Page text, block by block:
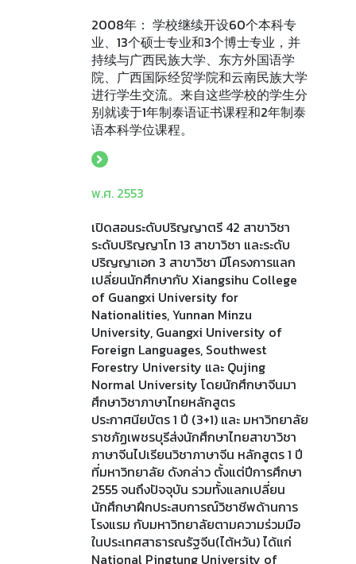
2008年： 学校继续开设60个本科专
业、13个硕士专业和3个博士专业，并
持续与广西民族大学、东方外国语学
院、广西国际经贸学院和云南民族大学
进行学生交流。来自这些学校的学生分
别就读于1年制泰语证书课程和2年制泰
语本科学位课程。
พ.ศ. 2553
เปิดสอนระดับปริญญาตรี 42 สาขาวิชา
ระดับปริญญาโท 13 สาขาวิชา และระดับ
ปริญญาเอก 3 สาขาวิชา มีโครงการแลก
เปลี่ยนนักศึกษากับ Xiangsihu College
of Guangxi University for
Nationalities, Yunnan Minzu
University, Guangxi University of
Foreign Languages, Southwest
Forestry University และ Qujing
Normal University โดยนักศึกษาจีนมา
ศึกษาวิชาภาษาไทยหลักสูตร
ประกาศนียบัตร 1 ปี (3+1) และ มหาวิทยาลัย
ราชภัฏเพชรบุรีส่งนักศึกษาไทยสาขาวิชา
ภาษาจีนไปเรียนวิชาภาษาจีน หลักสูตร 1 ปี
ที่มหาวิทยาลัย ดังกล่าว ตั้งแต่ปีการศึกษา
2555 จนถึงปัจจุบัน รวมทั้งแลกเปลี่ยน
นักศึกษาฝึกประสบการณ์วิชาชีพด้านการ
โรงแรม กับมหาวิทยาลัยตามความร่วมมือ
ในประเทศสาธารณรัฐจีน(ไต้หวัน) ได้แก่
National Pingtung University of